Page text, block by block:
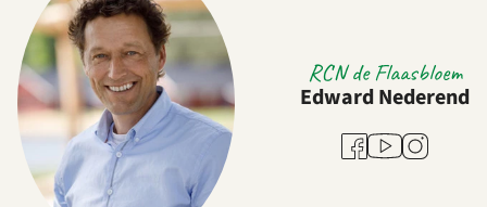
RCN de Flaasbloem
Edward Nederend
Facebook
YoutubeInstagram